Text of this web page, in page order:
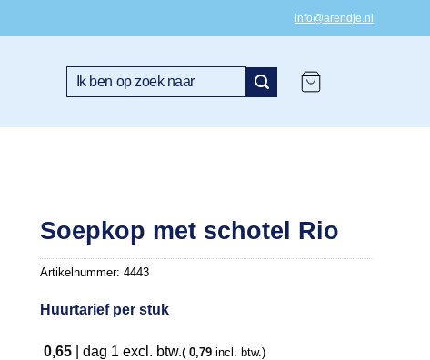
info@arendje.nl
Zoeken
Soepkop met schotel Rio
Artikelnummer:4443
Huurtarief per stuk
0,65 |dag 1 excl. btw.( 0,79 incl. btw.)